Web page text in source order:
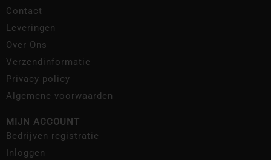
Contact
Leveringen
Over Ons
Verzendinformatie
Privacy policy
Algemene voorwaarden
MIJN ACCOUNT
Bedrijven registratie
Inloggen